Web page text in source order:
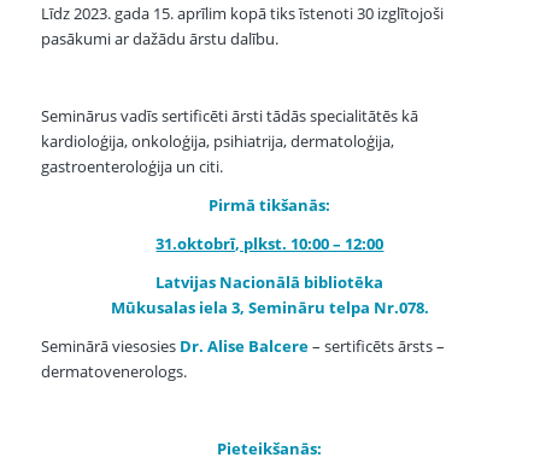
Līdz 2023. gada 15. aprīlim kopā tiks īstenoti 30 izglītojoši
pasākumi ar dažādu ārstu dalību.
Seminārus vadīs sertificēti ārsti tādās specialitātēs kā
kardioloģija, onkoloģija, psihiatrija, dermatoloģija,
gastroenteroloģija un citi.
Pirmā tikšanās:
31.oktobrī, plkst. 10:00 – 12:00
Latvijas Nacionālā bibliotēka
Mūkusalas iela 3, Semināru telpa Nr.078.
Seminārā viesosies Dr. Alise Balcere– sertificēts ārsts –
dermatovenerologs.
Pieteikšanās: